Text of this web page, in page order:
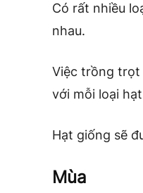
Có rất nhiều
nhau.
Việc trồng trọt
với mỗi loại
Hạt giống sẽ
Mùa